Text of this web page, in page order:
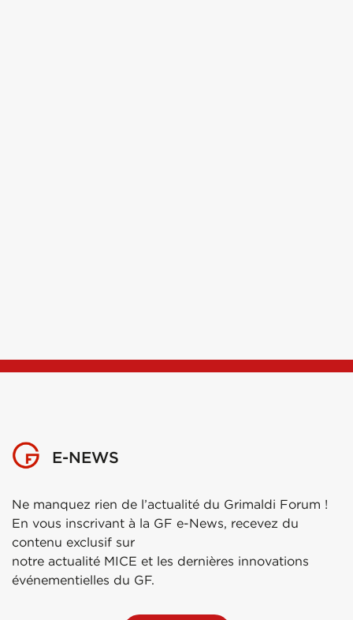
E-NEWS
Ne manquez rien de l’actualité du Grimaldi Forum !
En vous inscrivant à la GF e-News, recevez du
contenu exclusif sur
notre actualité MICE et les dernières innovations
événementielles du GF.